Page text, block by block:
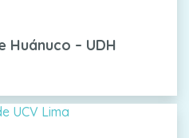
Huánuco – UDH